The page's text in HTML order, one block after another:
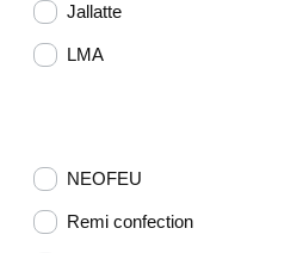
Jallatte
LMA
NEOFEU
Remi confection